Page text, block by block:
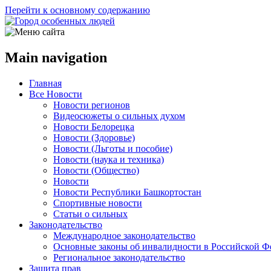
Перейти к основному содержанию
Main navigation
Главная
Все Новости
Новости регионов
Видеосюжеты о сильных духом
Новости Белорецка
Новости (Здоровье)
Новости (Льготы и пособие)
Новости (наука и техника)
Новости (Общество)
Новости
Новости Республики Башкортостан
Спортивные новости
Статьи о сильных
Законодательство
Международное законодательство
Основные законы об инвалидности в Российской
Региональное законодательство
Защита прав